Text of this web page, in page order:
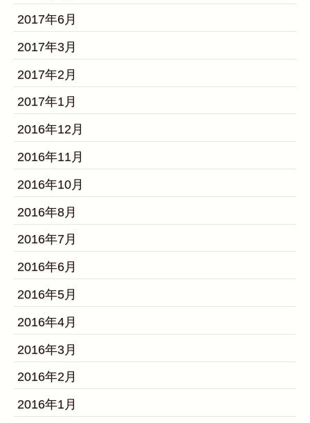
2017年6月
2017年3月
2017年2月
2017年1月
2016年12月
2016年11月
2016年10月
2016年8月
2016年7月
2016年6月
2016年5月
2016年4月
2016年3月
2016年2月
2016年1月